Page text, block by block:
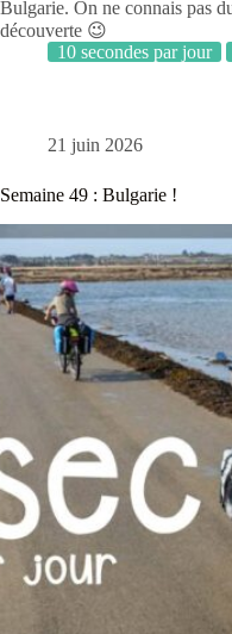
Bulgarie. On ne connais pas
découverte 😉
10 secondes par jour
21 juin 2026
Semaine 49 : Bulgarie !